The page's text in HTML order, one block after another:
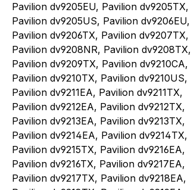
Pavilion dv9205EU, Pavilion dv9205TX,
Pavilion dv9205US, Pavilion dv9206EU,
Pavilion dv9206TX, Pavilion dv9207TX,
Pavilion dv9208NR, Pavilion dv9208TX,
Pavilion dv9209TX, Pavilion dv9210CA,
Pavilion dv9210TX, Pavilion dv9210US,
Pavilion dv9211EA, Pavilion dv9211TX,
Pavilion dv9212EA, Pavilion dv9212TX,
Pavilion dv9213EA, Pavilion dv9213TX,
Pavilion dv9214EA, Pavilion dv9214TX,
Pavilion dv9215TX, Pavilion dv9216EA,
Pavilion dv9216TX, Pavilion dv9217EA,
Pavilion dv9217TX, Pavilion dv9218EA,